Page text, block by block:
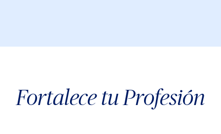
Fortalece tu Profesión